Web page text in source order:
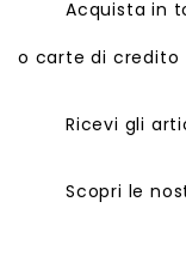
Acquista in
o carte di credito
Ricevi gli
Scopri le